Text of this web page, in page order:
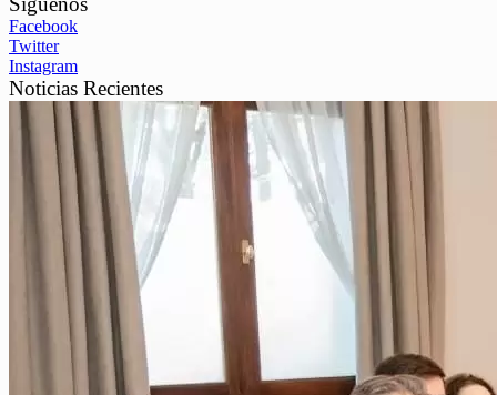
Facebook
Twitter
Instagram
Noticias Recientes